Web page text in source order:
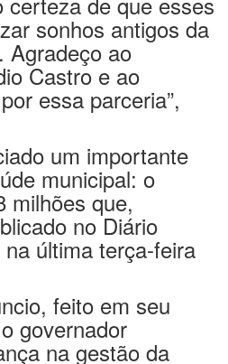
sonhos antigos da
Agradeço ao
Castro e ao
essa parceria”,
um importante
municipal: o
milhões que,
no Diário
última terça-feira
feito em seu
governador
na gestão da